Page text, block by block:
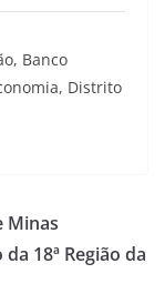
Banco
Distrito
Minas
18ª Região da